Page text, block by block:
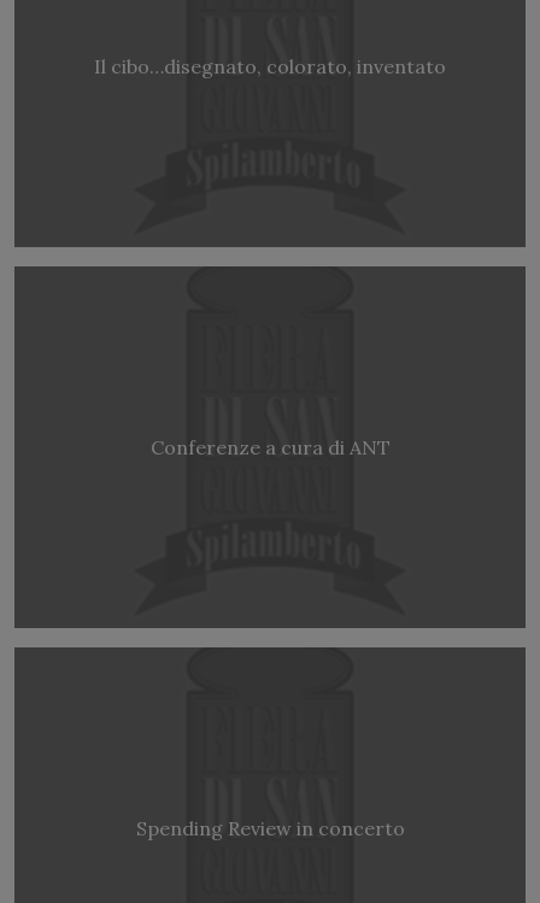
Il cibo…disegnato, colorato, inventato
Conferenze a cura di ANT
Spending Review in concerto